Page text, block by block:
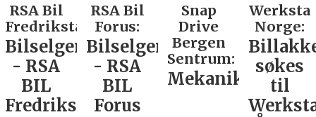
RSA Bil
Fredrikstad:
Bilselger
- RSA
BIL
Fredrikstad
RSA Bil
Forus:
Bilselger
- RSA
BIL
Forus
Snap
Drive
Bergen
Sentrum:
Mekaniker
Werksta
Norge:
søkes
til